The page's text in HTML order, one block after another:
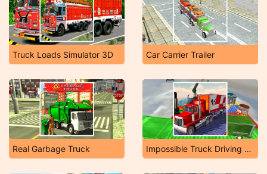
Truck Loads Simulator 3D Car Carrier Trailer
Real Garbage Truck Impossible Truck Driving Simulator 3D